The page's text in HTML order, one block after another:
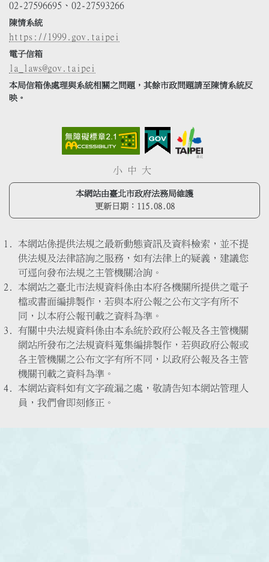
02-27596695、02-27593266
陳情系統
https://1999.gov.taipei
電子信箱
la_laws@gov.taipei
本局信箱係處理與系統相關之問題，其餘市政問題請至陳情系統反
映。
小 中 大
本網站由臺北市政府法務局維護
更新日期： 115.08.08
本網站係提供法規之最新動態資訊及資料檢索，並不提
供法規及法律諮詢之服務，如有法律上的疑義，建議您
可逕向發布法規之主管機關洽詢。
本網站之臺北市法規資料係由本府各機關所提供之電子
檔或書面編排製作，若與本府公報之公布文字有所不
同，以本府公報刊載之資料為準。
有關中央法規資料係由本系統於政府公報及各主管機關
網站所發布之法規資料蒐集編排製作，若與政府公報或
各主管機關之公布文字有所不同，以政府公報及各主管
機關刊載之資料為準。
本網站資料如有文字疏漏之處，敬請告知本網站管理人
員，我們會即刻修正。